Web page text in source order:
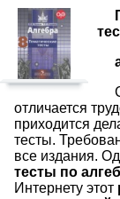
отличается
приходится
тесты.
все издания.
тесты по
Интернету этот